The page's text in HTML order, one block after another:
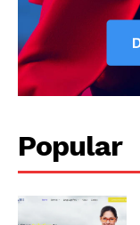
Popular